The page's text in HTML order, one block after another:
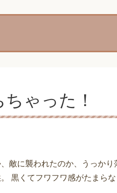
ゃった！
敵に襲われたのか、うっかり
黒くてフワフワ感がたまら